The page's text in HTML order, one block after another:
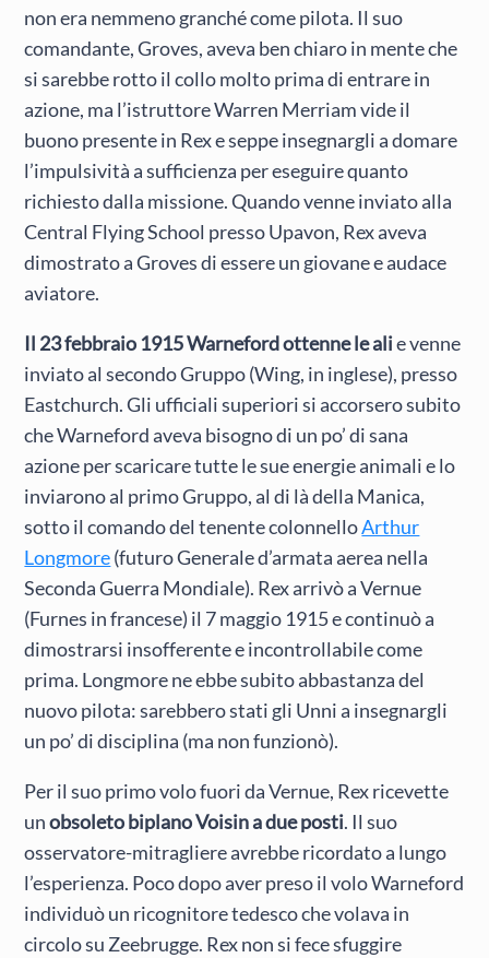
non era nemmeno granché come pilota. Il suo
comandante, Groves, aveva ben chiaro in mente che
si sarebbe rotto il collo molto prima di entrare in
azione, ma l’istruttore Warren Merriam vide il
buono presente in Rex e seppe insegnargli a domare
l’impulsività a sufficienza per eseguire quanto
richiesto dalla missione. Quando venne inviato alla
Central Flying School presso Upavon, Rex aveva
dimostrato a Groves di essere un giovane e audace
aviatore.
Il 23 febbraio 1915 Warneford ottenne le alie venne
inviato al secondo Gruppo (Wing, in inglese), presso
Eastchurch. Gli ufficiali superiori si accorsero subito
che Warneford aveva bisogno di un po’ di sana
azione per scaricare tutte le sue energie animali e lo
inviarono al primo Gruppo, al di là della Manica,
sotto il comando del tenente colonnelloArthur
Longmore(futuro Generale d’armata aerea nella
Seconda Guerra Mondiale). Rex arrivò a Vernue
(Furnes in francese) il 7 maggio 1915 e continuò a
dimostrarsi insofferente e incontrollabile come
prima. Longmore ne ebbe subito abbastanza del
nuovo pilota: sarebbero stati gli Unni a insegnargli
un po’ di disciplina (ma non funzionò).
Per il suo primo volo fuori da Vernue, Rex ricevette
unobsoleto biplano Voisin a due posti. Il suo
osservatore-mitragliere avrebbe ricordato a lungo
l’esperienza. Poco dopo aver preso il volo Warneford
individuò un ricognitore tedesco che volava in
circolo su Zeebrugge. Rex non si fece sfuggire